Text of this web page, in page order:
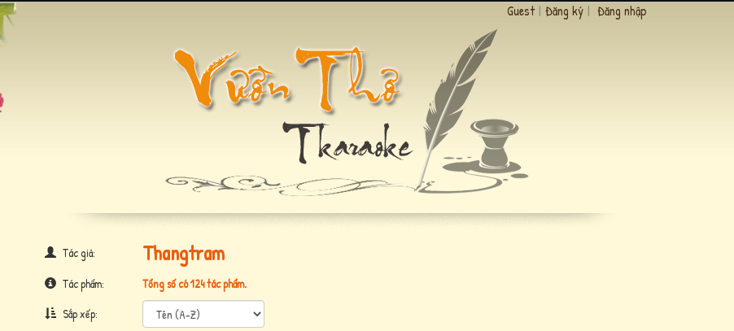
Guest | Đăng ký | Đăng nhập
Tác giả: Thangtram
Tác phẩm:
Tổng số có 124 tác phẩm.
Sắp xếp: